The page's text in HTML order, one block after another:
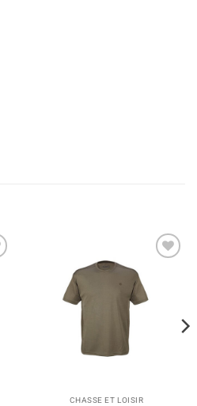
à la liste
souhaits
CHASSE ET LOISIR